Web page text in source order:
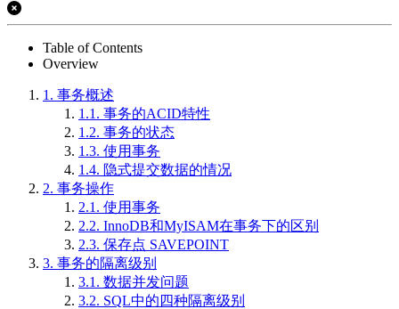
Table of Contents
Overview
1. 事务概述
1.1. 事务的ACID特性
1.2. 事务的状态
1.3. 使用事务
1.4. 隐式提交数据的情况
2. 事务操作
2.1. 使用事务
2.2. InnoDB和MyISAM在事务下的区别
2.3. 保存点 SAVEPOINT
3. 事务的隔离级别
3.1. 数据并发问题
3.2. SQL中的四种隔离级别